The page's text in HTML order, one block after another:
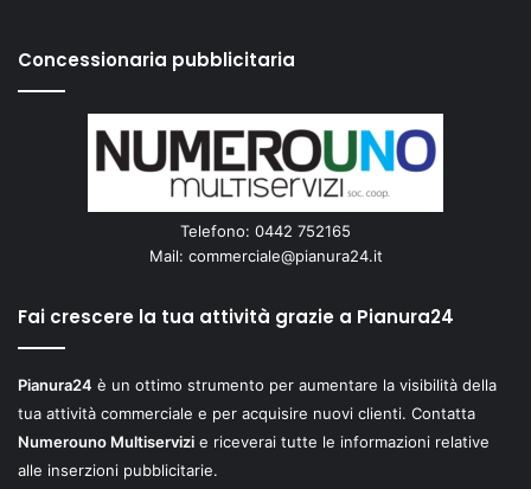
Concessionaria pubblicitaria
Telefono: 0442 752165
Mail: commerciale@pianura24.it
Fai crescere la tua attività grazie a Pianura24
Pianura24 è un ottimo strumento per aumentare la visibilità della
tua attività commerciale e per acquisire nuovi clienti. Contatta
Numerouno Multiservizi e riceverai tutte le informazioni relative
alle inserzioni pubblicitarie.